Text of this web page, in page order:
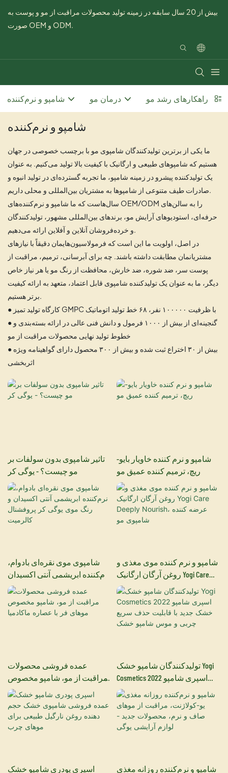
بیش از 20 سال سابقه در زمینه تولید محصولات مراقبت از مو و پوست به
صورت OEM و ODM.
شامپو و نرم‌کننده درمان مو راهکارهای رشد مو
شامپو و نرم‌کننده
ما یکی از برترین تولیدکنندگان شامپوی مو با برچسب خصوصی در جهان
هستیم که شامپوهای طبیعی و ارگانیک با کیفیت بالا تولید می‌کنیم. به عنوان
یک تولیدکننده پیشرو در زمینه شامپو، ما تجربه گسترده‌ای در تولید انبوه و
صادرات طیف متنوعی از شامپوها به مشتریان بین‌المللی و محلی داریم.
سال‌هاست که ما شامپو و نرم‌کننده‌های OEM/ODM را به سالن‌های
حرفه‌ای، استودیوهای آرایش مو، برندهای بین‌المللی مشهور، تولیدکنندگان
و خرده‌فروشان آنلاین و آفلاین ارائه می‌دهیم.
در اصل، اولویت ما این است که فرمولاسیون‌هایمان دقیقاً با نیازهای
مشتریانمان مطابقت داشته باشند. چه برای آبرسانی، ترمیم، مراقبت از
پوست سر، ضد شوره، ضد خارش، محافظت از رنگ مو یا هر نیاز خاص
دیگر، ما به عنوان یک تولیدکننده شامپوی قابل اعتماد، متعهد به ارائه کیفیت
برتر هستیم.
● کارگاه تولید تمیز GMPC با ظرفیت ۱۰۰۰۰۰ نفر، ۶۸ خط تولید اتوماتیک
● گنجینه‌ای از بیش از ۱۰۰۰ فرمول و دانش فنی عالی در ارائه بسته‌بندی و
خطوط تولید نهایی محصولات مراقبت از مو
● بیش از ۳۰ اختراع ثبت شده و بیش از ۳۰۰ محصول دارای گواهینامه ویژه
اثربخشی
تاثیر شامپوی بدون سولفات بر
مو چیست؟ - یوگی کر
شامپو و نرم کننده خاویار بایو-
ریچ، ترمیم کننده عمیق مو
شامپوی موی نقره‌ای بادوام،
نرم‌کننده ابریشمی آنتی اکسیدان
و رنگ موی یوگی کر پروفشنال
کالرمیت
شامپو و نرم کننده موی مغذی و
روغن آرگان ارگانیک Yogi Care
Deeply Nourish، عرضه کننده
شامپوی مو
عمده فروشی محصولات
مراقبت از مو، شامپو مخصوص
موهای فر با عصاره ماکادمیا
تولیدکنندگان شامپو خشک Yogi
Cosmetics 2022 اسپری شامپو
خشک جدید با قابلیت حذف
سریع چربی و موس شامپو
خشک
اسپری پودری شامپو خشک
شامپو و نرم‌کننده روزانه مغذی